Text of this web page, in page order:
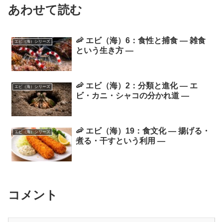
あわせて読む
エビ（海）シリーズ
🦐 エビ（海）6：食性と捕食 ― 雑食
という生き方 ―
エビ（海）シリーズ
🦐 エビ（海）2：分類と進化 ― エ
ビ・カニ・シャコの分かれ道 ―
エビ（海）シリーズ
🦐 エビ（海）19：食文化 ― 揚げる・
煮る・干すという利用 ―
コメント